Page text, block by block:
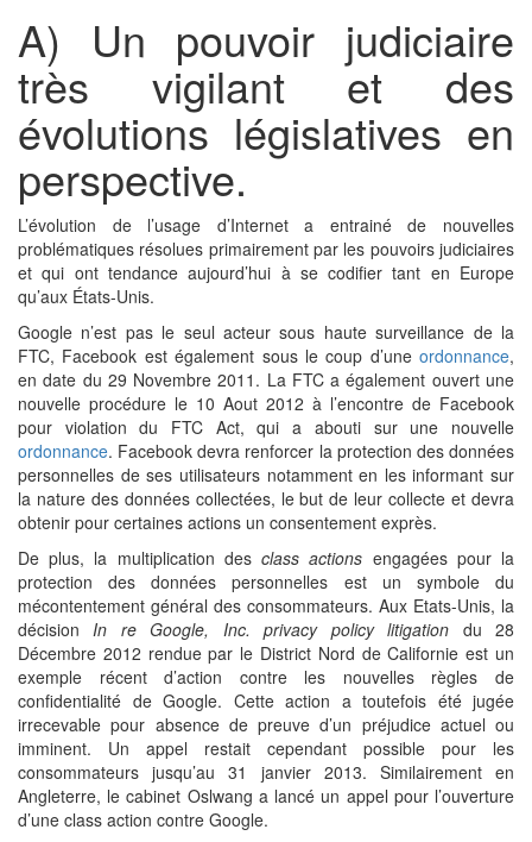
A) Un pouvoir judiciaire
très vigilant et des
évolutions législatives en
perspective.
L’évolution de l’usage d’Internet a entrainé de nouvelles
problématiques résolues primairement par les pouvoirs judiciaires
et qui ont tendance aujourd’hui à se codifier tant en Europe
qu’aux États-Unis.
Google n’est pas le seul acteur sous haute surveillance de la
FTC, Facebook est également sous le coup d’une ordonnance,
en date du 29 Novembre 2011. La FTC a également ouvert une
nouvelle procédure le 10 Aout 2012 à l’encontre de Facebook
pour violation du FTC Act, qui a abouti sur une nouvelle
ordonnance. Facebook devra renforcer la protection des données
personnelles de ses utilisateurs notamment en les informant sur
la nature des données collectées, le but de leur collecte et devra
obtenir pour certaines actions un consentement exprès.
De plus, la multiplication desclass actions engagées pour la
protection des données personnelles est un symbole du
mécontentement général des consommateurs. Aux Etats-Unis, la
décisionIn re Google, Inc. privacy policy litigation du 28
Décembre 2012 rendue par le District Nord de Californie est un
exemple récent d’action contre les nouvelles règles de
confidentialité de Google. Cette action a toutefois été jugée
irrecevable pour absence de preuve d’un préjudice actuel ou
imminent. Un appel restait cependant possible pour les
consommateurs jusqu’au 31 janvier 2013. Similairement en
Angleterre, le cabinet Oslwang a lancé un appel pour l’ouverture
d’une class action contre Google.